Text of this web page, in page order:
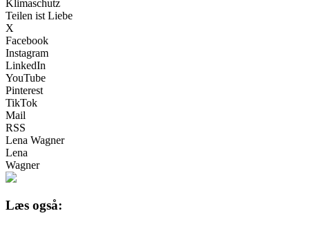
Klimaschutz
Teilen ist Liebe
X
Facebook
Instagram
LinkedIn
YouTube
Pinterest
TikTok
Mail
RSS
Lena Wagner
Lena
Wagner
Læs også: